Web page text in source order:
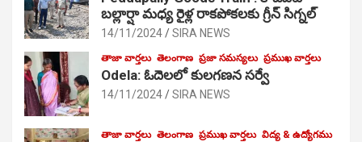
బల్లార్షా మధ్య రైళ్ల రాకపోకలకు గ్రీన్ సిగ్నల్
14/11/2024 SIRA NEWS
తాజా వార్తలు తెలంగాణ ప్రజా సమస్యలు ప్రముఖ వార్తలు
Odela: ఓదెలలో కులగణన సర్వే
14/11/2024 SIRA NEWS
తాజా వార్తలు తెలంగాణ ప్రముఖ వార్తలు విద్య & ఉద్యోగము